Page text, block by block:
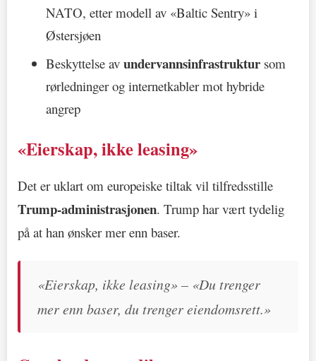
NATO, etter modell av «Baltic Sentry» i
Østersjøen
Beskyttelse av under­vanns­infrastruktur som
rørledninger og internetkabler mot hybride
angrep
«Eierskap, ikke leasing»
Det er uklart om europeiske tiltak vil tilfredsstille
Trump-administrasjonen. Trump har vært tydelig
på at han ønsker mer enn baser.
«Eierskap, ikke leasing» – «Du trenger
mer enn baser, du trenger eiendomsrett.»